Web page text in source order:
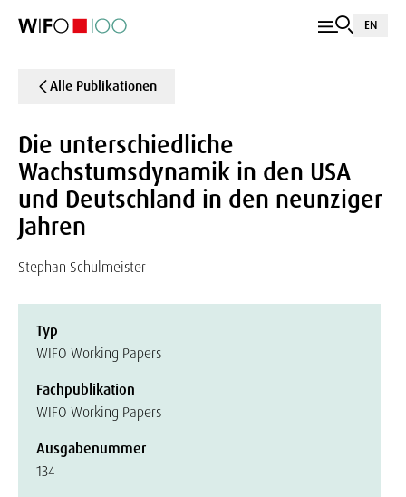
EN
Alle Publikationen
Die unterschiedliche
Wachstumsdynamik in den USA
und Deutschland in den neunziger
Jahren
Stephan Schulmeister
Typ
WIFO Working Papers
Fachpublikation
WIFO Working Papers
Ausgabenummer
134